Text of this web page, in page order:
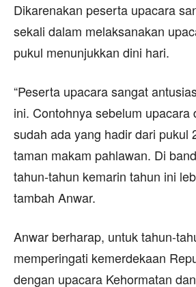
Dikarenakan peserta upacara
sekali dalam melaksanakan
pukul menunjukkan dini hari.
“Peserta upacara sangat
ini. Contohnya sebelum upacara
sudah ada yang hadir dari pukul
taman makam pahlawan. Di
tahun-tahun kemarin tahun ini
tambah Anwar.
Anwar berharap, untuk tahun-
memperingati kemerdekaan
dengan upacara Kehormatan